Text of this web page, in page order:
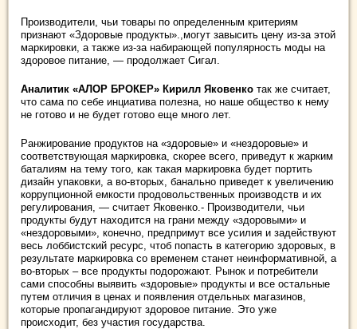
Производители, чьи товары по определенным критериям
признают «Здоровые продукты».,могут завысить цену из-за этой
маркировки, а также из-за набирающей популярность моды на
здоровое питание, — продолжает Сигал.
Аналитик «АЛОР БРОКЕР» Кирилл Яковенко так же считает,
что сама по себе инциатива полезна, но наше общество к нему
не готово и не будет готово еще много лет.
Ранжирование продуктов на «здоровые» и «нездоровые» и
соответствующая маркировка, скорее всего, приведут к жарким
баталиям на тему того, как такая маркировка будет портить
дизайн упаковки, а во-вторых, банально приведет к увеличению
коррупционной емкости продовольственных производств и их
регулирования, — считает Яковенко.- Производители, чьи
продукты будут находится на грани между «здоровыми» и
«нездоровыми», конечно, предпримут все усилия и задействуют
весь лоббистский ресурс, чтоб попасть в категорию здоровых, в
результате маркировка со временем станет неинформативной, а
во-вторых – все продукты подорожают. Рынок и потребители
сами способны выявить «здоровые» продукты и все остальные
путем отличия в ценах и появления отдельных магазинов,
которые пропагандируют здоровое питание. Это уже
происходит, без участия государства.